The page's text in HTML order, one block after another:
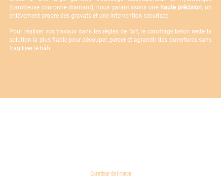
(carotteuse couronne diamant), nous garantissons une haute précision, un
enlèvement propre des gravats et une intervention sécurisée.
Pour réaliser vos travaux dans les règles de l’art, le carottage beton reste la
solution la plus fiable pour découper, percer et agrandir des ouvertures sans
fragiliser le bâti.
Carotteur de France